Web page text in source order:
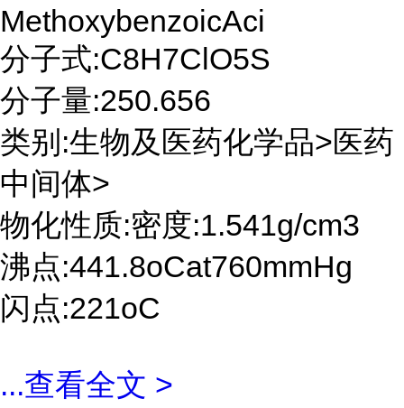
MethoxybenzoicAci
分子式:C8H7ClO5S
分子量:250.656
类别:生物及医药化学品>医药
中间体>
物化性质:密度:1.541g/cm3
沸点:441.8oCat760mmHg
闪点:221oC
...查看全文 >